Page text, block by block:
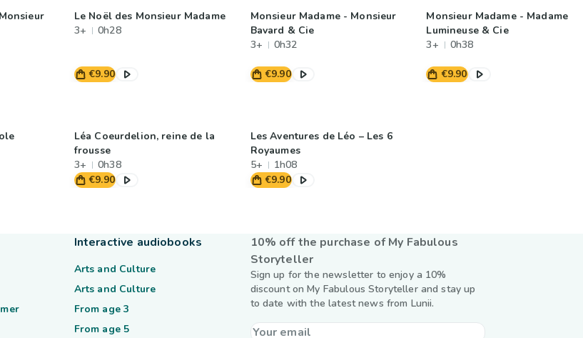
Le Noël des Monsieur Madame
3+
0h28
€9.90
Monsieur Madame - Monsieur
Bavard & Cie
3+
0h32
€9.90
Monsieur Madame - Madame
Lumineuse & Cie
3+
0h38
€9.90
Léa Coeurdelion, reine de la
frousse
3+
0h38
€9.90
Les Aventures de Léo – Les 6
Royaumes
5+
1h08
€9.90
10% off the purchase of My Fabulous
Storyteller
Sign up for the newsletter to enjoy a 10%
discount on My Fabulous Storyteller and stay up
to date with the latest news from Lunii.
Interactive audiobooks
Arts and Culture
Arts and Culture
From age 3
From age 5